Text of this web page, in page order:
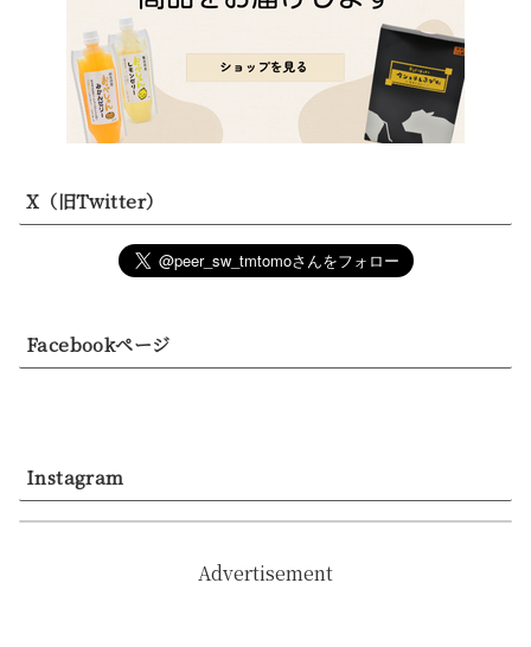
X（旧Twitter）
Facebookページ
Instagram
Advertisement